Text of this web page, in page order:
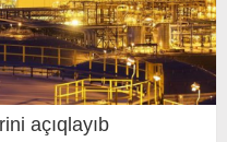
açıqlayıb